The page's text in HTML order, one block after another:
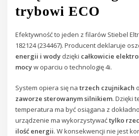
trybowi ECO
Efektywność to jeden z filarów Stiebel
182124 (234467). Producent deklaruje
energii i wody dzięki całkowicie
mocyw oparciu o technologię 4i.
System opiera się natrzech czujnikach
zaworze sterowanym silnikiem. Dzięki
temperatura ma być osiągana z
urządzenie ma wykorzystywaćtylko
ilość energii. W konsekwencji nie jest